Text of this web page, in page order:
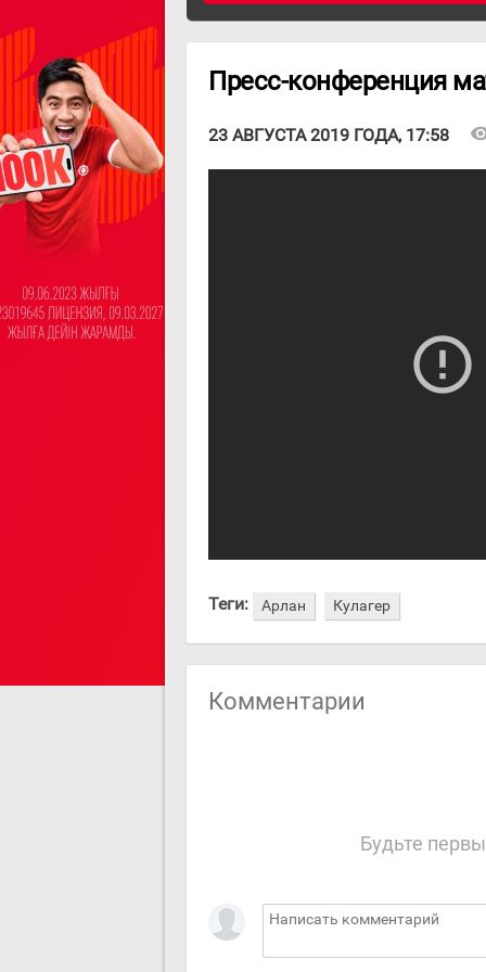
Пресс-конференция
23 АВГУСТА 2019 ГОДА, 17:58
Теги: Арлан Кулагер
Комментарии
Будьте